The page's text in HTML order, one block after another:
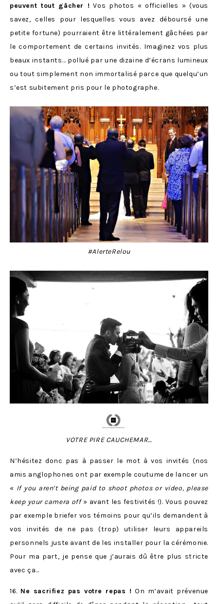
peuvent tout gâcher ! Vos photos « officielles » (vous
savez, celles pour lesquelles vous avez déboursé une
petite fortune) pourraient être littéralement gâchées par
le comportement de certains invités. Imaginez vos plus
beaux instants… pollué par une dizaine d’écrans lumineux
ou tout simplement non immortalisé parce que quelqu’un
s’est subitement pris pour le photographe.
#AlerteRelou
VOTRE PIRE CAUCHEMAR…
N’hésitez donc pas à passer le mot à vos invités (nos
amis anglophones ont par exemple coutume de lancer un
« If you aren’t being paid to shoot photos or video, please
keep your camera off» avant les festivités !). Vous pouvez
par exemple briefer vos témoins pour qu’ils demandent à
vos invités de ne pas (trop) utiliser leurs appareils
personnels juste avant de les installer pour la cérémonie.
Pour ma part, je pense que j’aurais dû être plus stricte
avec ça…
16. Ne sacrifiez pas votre repas ! On m’avait prévenue